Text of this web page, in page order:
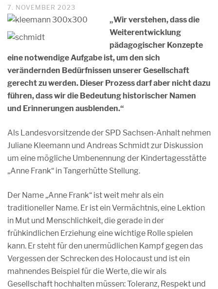
7. NOVEMBER 2023
„Wir verstehen, dass die
Weiterentwicklung
pädagogischer Konzepte
eine notwendige Aufgabe ist, um den sich
verändernden Bedürfnissen unserer Gesellschaft
gerecht zu werden. Dieser Prozess darf aber nicht dazu
führen, dass wir die Bedeutung historischer Namen
und Erinnerungen ausblenden.“
Als Landesvorsitzende der SPD Sachsen-Anhalt nehmen
Juliane Kleemann und Andreas Schmidt zur Diskussion
um eine mögliche Umbenennung der Kindertagesstätte
„Anne Frank“ in Tangerhütte Stellung.
Der Name „Anne Frank“ ist weit mehr als ein
traditioneller Name. Er ist ein Vermächtnis, eine Lektion
in Mut und Menschlichkeit, die gerade in der
frühkindlichen Erziehung eine wichtige Rolle spielen
kann. Er steht für den unermüdlichen Kampf gegen das
Vergessen der Schrecken des Holocaust und ist ein
mahnendes Beispiel für die Werte, die wir als
Gesellschaft hochhalten müssen: Toleranz, Respekt und